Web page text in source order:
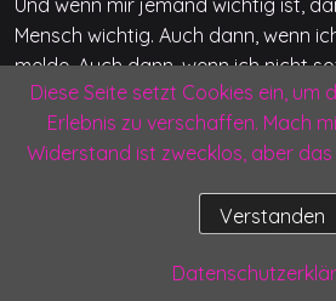
Mensch wichtig. Auch dann, wenn
melde. Auch dann, wenn ich nicht
dann, wenn ich Pausen brauche,
schwer zu verstehen sind.
die, in der ständig geschrieben wird.
Vielleicht ist es die, in der beide
Diese Seite setzt Cookies ein, um
Erlebnis zu verschaffen. Mach
Widerstand ist zwecklos, aber das
Verstanden